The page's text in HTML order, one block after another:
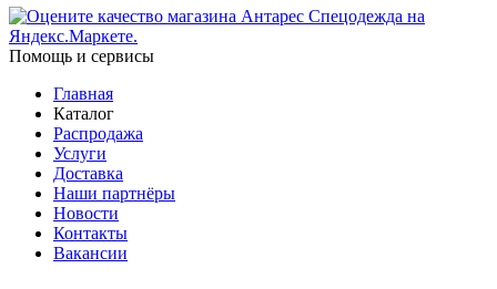
Помощь и сервисы
Главная
Каталог
Распродажа
Услуги
Доставка
Наши партнёры
Новости
Контакты
Вакансии